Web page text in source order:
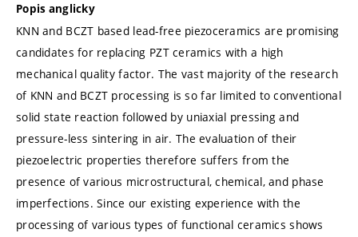
Popis anglicky
KNN and BCZT based lead-free piezoceramics are promising
candidates for replacing PZT ceramics with a high
mechanical quality factor. The vast majority of the research
of KNN and BCZT processing is so far limited to conventional
solid state reaction followed by uniaxial pressing and
pressure-less sintering in air. The evaluation of their
piezoelectric properties therefore suffers from the
presence of various microstructural, chemical, and phase
imperfections. Since our existing experience with the
processing of various types of functional ceramics shows